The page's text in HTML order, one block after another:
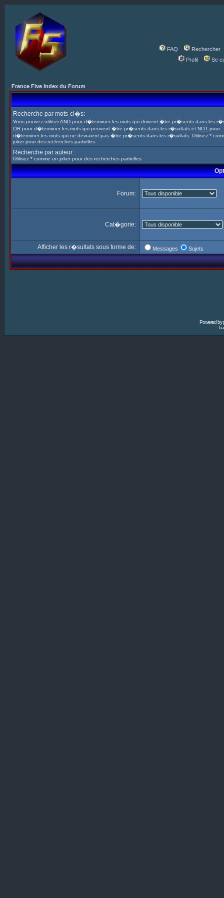
FAQ
Rechercher
Profil
Se
France Five Index du Forum
Recherche par mots-cl�s:
Vous pouvez utiliserAND pour d�terminer les mots qui doivent �tre pr�sents dans les
OR pour d�terminer les mots qui peuvent �tre pr�sents dans les r�sultats et NOT pour
d�terminer les mots qui ne devraient pas �tre pr�sents dans les r�sultats. Utilisez *
joker pour des recherches partielles
Recherche par auteur:
Utilisez * comme un joker pour des recherches partielles
Forum:
Cat�gorie:
Afficher les r�sultats sous forme de: Messages Sujets
Powered by